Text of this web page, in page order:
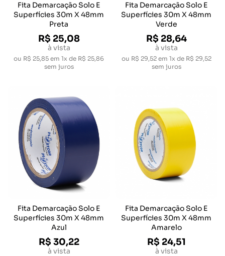
Fita Demarcação Solo E
Superfícies 30m X 48mm
Preta
R$ 25,08
à vista
ou R$ 25,85 em 1x de R$ 25,86
sem juros
Fita Demarcação Solo E
Superfícies 30m X 48mm
Verde
R$ 28,64
à vista
ou R$ 29,52em 1x de R$ 29,52
sem juros
Fita Demarcação Solo E
Superfícies 30m X 48mm
Azul
R$ 30,22
à vista
Fita Demarcação Solo E
Superfícies 30m X 48mm
Amarelo
R$ 24,51
à vista